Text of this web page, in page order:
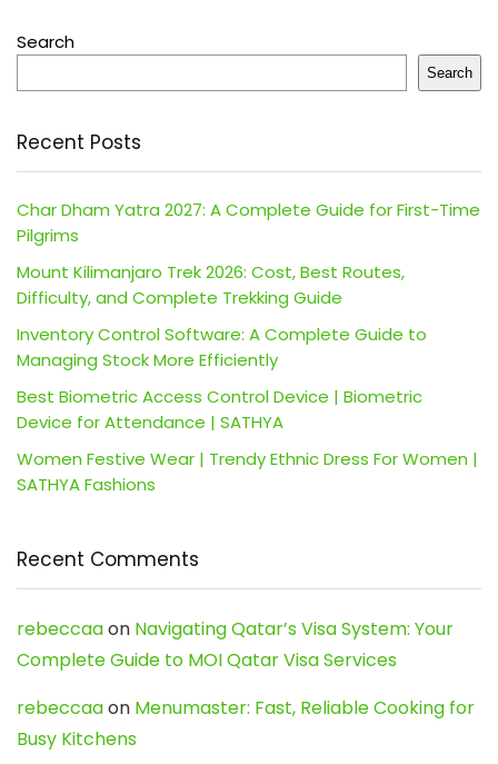
Search
Search
Recent Posts
Char Dham Yatra 2027: A Complete Guide for First-Time
Pilgrims
Mount Kilimanjaro Trek 2026: Cost, Best Routes,
Difficulty, and Complete Trekking Guide
Inventory Control Software: A Complete Guide to
Managing Stock More Efficiently
Best Biometric Access Control Device | Biometric
Device for Attendance | SATHYA
Women Festive Wear | Trendy Ethnic Dress For Women |
SATHYA Fashions
Recent Comments
rebeccaaon Navigating Qatar’s Visa System: Your
Complete Guide to MOI Qatar Visa Services
rebeccaaon Menumaster: Fast, Reliable Cooking for
Busy Kitchens